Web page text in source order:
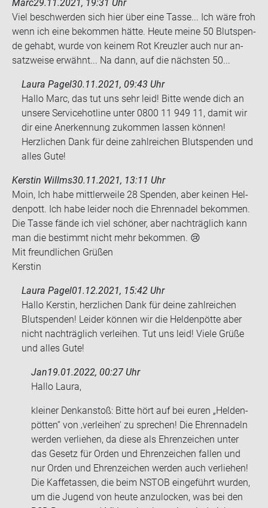
Marc29.11.2021, 19:31 Uhr
Viel be­schwer­den sich hier über eine Tasse... Ich wäre froh
wenn ich eine be­kom­men hätte. Heute meine 50 Blut­spen­
de ge­habt, wurde von kei­nem Rot Kreuz­ler auch nur an­
satz­wei­se er­wähnt... Na dann, auf die nächs­ten 50...
Laura Pagel30.11.2021, 09:43 Uhr
Hallo Marc, das tut uns sehr leid! Bitte wende dich an
unsere Servicehotline unter 0800 11 949 11, damit wir
dir eine Anerkennung zukommen lassen können!
Herzlichen Dank für deine zahlreichen Blutspenden und
alles Gute!
Kerstin Willms30.11.2021, 13:11 Uhr
Moin, Ich habe mitt­ler­wei­le 28 Spen­den, aber kei­nen Hel­
den­pott. Ich habe lei­der noch die Eh­ren­na­del be­kom­men.
Die Tasse fände ich viel schö­ner, aber nach­träg­lich kann
man die be­stimmt nicht mehr be­kom­men. 😢
Mit freund­li­chen Grü­ßen
Kers­tin
Laura Pagel01.12.2021, 15:42 Uhr
Hallo Kerstin, herzlichen Dank für deine zahlreichen
Blutspenden! Leider können wir die Heldenpötte aber
nicht nachträglich verleihen. Tut uns leid! Viele Grüße
und alles Gute!
Jan19.01.2022, 00:27 Uhr
Hallo Laura,
klei­ner Denk­an­stoß: Bitte hört auf bei euren „Hel­den­
pöt­ten“ von ‚ver­lei­hen‘ zu spre­chen! Die Eh­ren­na­deln
wer­den ver­lie­hen, da diese als Eh­ren­zei­chen unter
das Ge­setz für Orden und Eh­ren­zei­chen fal­len und
nur Orden und Eh­ren­zei­chen wer­den auch ver­lie­hen!
Die Kaff­e­tas­sen, die beim NSTOB ein­ge­führt wur­den,
um die Ju­gend von heute an­zu­lo­cken, was bei den